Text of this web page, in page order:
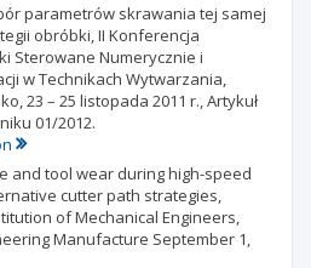
parametrów skrawania tej samej
obróbki, II Konferencja
Sterowane Numerycznie i
w Technikach Wytwarzania,
23 – 25 listopada 2011 r., Artykuł
01/2012.
and tool wear during high-speed
cutter path strategies,
of Mechanical Engineers,
Manufacture September 1,